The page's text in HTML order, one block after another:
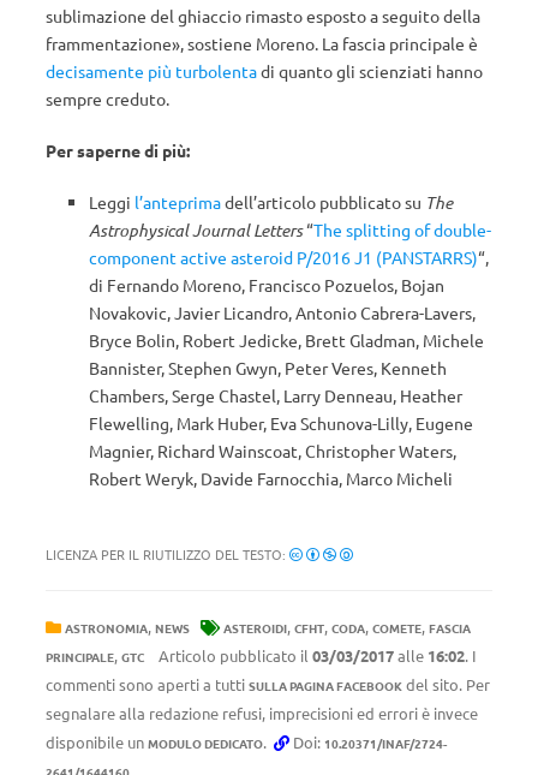
sublimazione del ghiaccio rimasto esposto a seguito della
frammentazione», sostiene Moreno. La fascia principale è
decisamente più turbolentadi quanto gli scienziati hanno
sempre creduto.
Per saperne di più:
Leggi l’anteprimadell’articolo pubblicato su The
Astrophysical Journal Letters“The splitting of double-
component active asteroid P/2016 J1 (PANSTARRS)“,
di Fernando Moreno, Francisco Pozuelos, Bojan
Novakovic, Javier Licandro, Antonio Cabrera-Lavers,
Bryce Bolin, Robert Jedicke, Brett Gladman, Michele
Bannister, Stephen Gwyn, Peter Veres, Kenneth
Chambers, Serge Chastel, Larry Denneau, Heather
Flewelling, Mark Huber, Eva Schunova-Lilly, Eugene
Magnier, Richard Wainscoat, Christopher Waters,
Robert Weryk, Davide Farnocchia, Marco Micheli
LICENZA PER IL RIUTILIZZO DEL TESTO:
ASTRONOMIA, NEWS ASTEROIDI, CFHT, CODA, COMETE, FASCIA
PRINCIPALE, GTC Articolo pubblicato il 03/03/2017alle 16:02. I
commenti sono aperti a tutti SULLA PAGINA FACEBOOK del sito. Per
segnalare alla redazione refusi, imprecisioni ed errori è invece
disponibile un MODULO DEDICATO. Doi: 10.20371/INAF/2724-